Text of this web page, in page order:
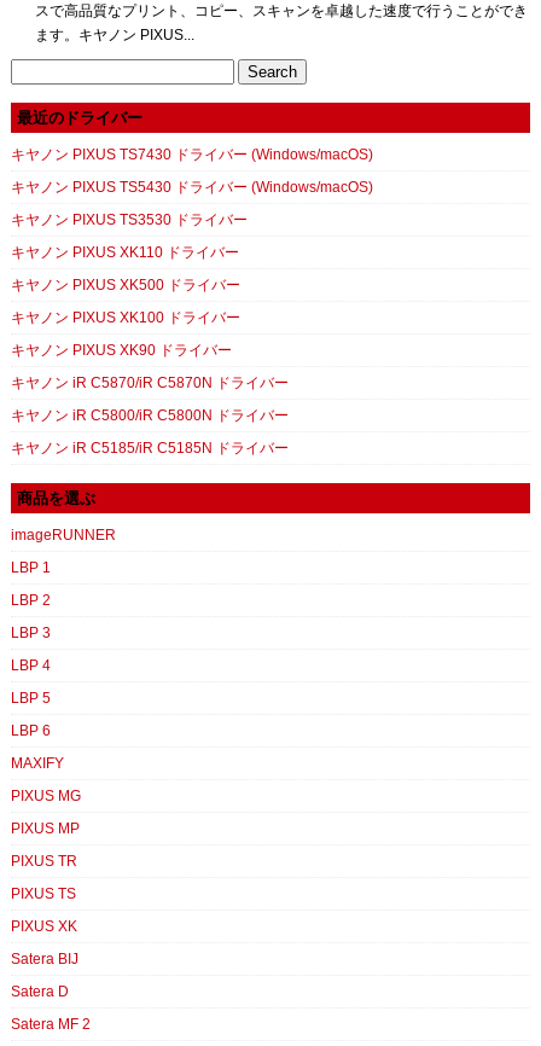
スで高品質なプリント、コピー、スキャンを卓越した速度で行うことができ
ます。キヤノン PIXUS...
最近のドライバー
キヤノン PIXUS TS7430 ドライバー (Windows/macOS)
キヤノン PIXUS TS5430 ドライバー (Windows/macOS)
キヤノン PIXUS TS3530 ドライバー
キヤノン PIXUS XK110 ドライバー
キヤノン PIXUS XK500 ドライバー
キヤノン PIXUS XK100 ドライバー
キヤノン PIXUS XK90 ドライバー
キヤノン iR C5870/iR C5870N ドライバー
キヤノン iR C5800/iR C5800N ドライバー
キヤノン iR C5185/iR C5185N ドライバー
商品を選ぶ
imageRUNNER
LBP 1
LBP 2
LBP 3
LBP 4
LBP 5
LBP 6
MAXIFY
PIXUS MG
PIXUS MP
PIXUS TR
PIXUS TS
PIXUS XK
Satera BIJ
Satera D
Satera MF 2